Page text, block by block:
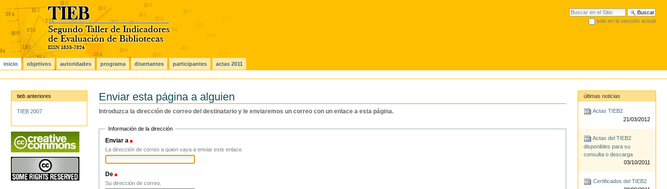
Cambiar
contenido.
a
navegación
Buscar
solo en la sección actual
Secciones
inicio
objetivos autoridades programa disertantes participantes
actas 2011
Personales
tieb anteriores
TIEB 2007
Enviar esta página a alguien
Introduzca la dirección de correo del destinatario y le enviaremos un correo con un enlace a esta página.
Información de la dirección
Enviar a
La dirección de correo a quien vaya a enviar este enlace.
De
Su dirección de correo.
últimas noticias
Actas TIEB2
21/03/2012
Actas del TIEB2
disponibles para su
consulta o descarga
03/10/2011
Certificados del TIEB2